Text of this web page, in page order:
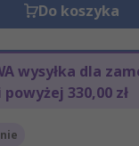
Do koszyka
wysyłka dla
330,00 zł